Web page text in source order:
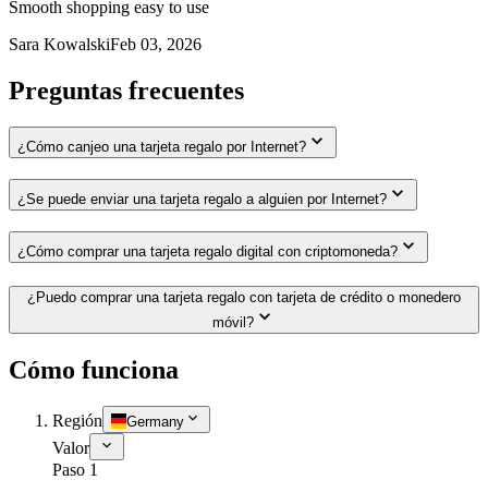
Smooth shopping easy to use
Sara KowalskiFeb 03, 2026
Preguntas frecuentes
¿Cómo canjeo una tarjeta regalo por Internet?
¿Se puede enviar una tarjeta regalo a alguien por Internet?
¿Cómo comprar una tarjeta regalo digital con criptomoneda?
¿Puedo comprar una tarjeta regalo con tarjeta de crédito o monedero
móvil?
Cómo funciona
Región Germany
Valor
Paso 1